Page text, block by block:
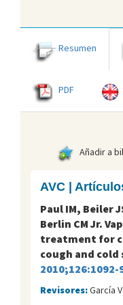
Resumen
PDF
Añadir a
AVC |
Paul IM, Beiler
Berlin CM Jr.
treatment for
cough and
2010;126:1092-
Revisores:García